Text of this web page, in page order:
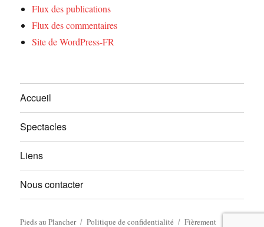
Flux des publications
Flux des commentaires
Site de WordPress-FR
Accueil
Spectacles
Liens
Nous contacter
Pieds au Plancher Politique de confidentialité Fièrement